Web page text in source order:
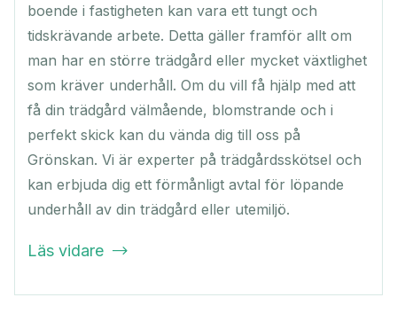
boende i fastigheten kan vara ett tungt och
tidskrävande arbete. Detta gäller framför allt om
man har en större trädgård eller mycket växtlighet
som kräver underhåll. Om du vill få hjälp med att
få din trädgård välmående, blomstrande och i
perfekt skick kan du vända dig till oss på
Grönskan. Vi är experter på trädgårdsskötsel och
kan erbjuda dig ett förmånligt avtal för löpande
underhåll av din trädgård eller utemiljö.
Läs vidare 